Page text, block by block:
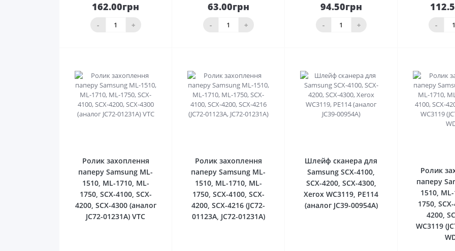
162.00грн
- +
До
кошика
63.00грн
- +
кошика
94.50грн
- +
кошика
-
Ролик захоплення
паперу Samsung ML-
1510, ML-1710, ML-
1750, SCX-4100, SCX-
4200, SCX-4300 (аналог
JC72-01231A) VTC
Ролик захоплення
паперу Samsung ML-
1510, ML-1710, ML-
1750, SCX-4100, SCX-
4200, SCX-4216 (JC72-
01123A, JC72-01231A)
Шлейф сканера для
Samsung SCX-4100,
SCX-4200, SCX-4300,
Xerox WC3119, РE114
(аналог JC39-00954A)
Ролик
паперу
1510,
1750,
4200,
WC3119